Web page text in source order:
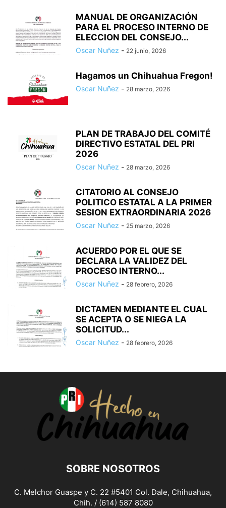
MANUAL DE ORGANIZACIÓN
PARA EL PROCESO INTERNO DE
ELECCION DEL CONSEJO...
Oscar Nuñez - 22 junio, 2026
Hagamos un Chihuahua Fregon!
Oscar Nuñez - 28 marzo, 2026
PLAN DE TRABAJO DEL COMITÉ
DIRECTIVO ESTATAL DEL PRI
2026
Oscar Nuñez - 28 marzo, 2026
CITATORIO AL CONSEJO
POLITICO ESTATAL A LA PRIMER
SESION EXTRAORDINARIA 2026
Oscar Nuñez - 25 marzo, 2026
ACUERDO POR EL QUE SE
DECLARA LA VALIDEZ DEL
PROCESO INTERNO...
Oscar Nuñez - 28 febrero, 2026
DICTAMEN MEDIANTE EL CUAL
SE ACEPTA O SE NIEGA LA
SOLICITUD...
Oscar Nuñez - 28 febrero, 2026
SOBRE NOSOTROS
C. Melchor Guaspe y C. 22 #5401 Col. Dale, Chihuahua,
Chih. / (614) 587 8080